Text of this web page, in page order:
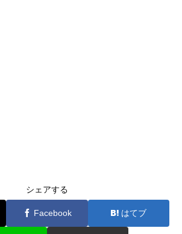
シェアする
Facebook はてブ